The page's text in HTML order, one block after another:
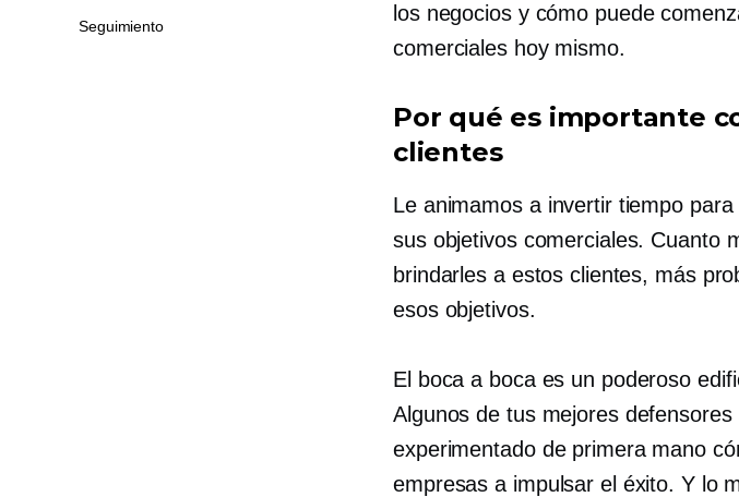
los negocios y cómo puede
comerciales hoy mismo.
Por qué es importante
clientes
Le animamos a invertir tiempo
sus objetivos comerciales. Cuanto
brindarles a estos clientes, más
esos objetivos.
El boca a boca es un poderoso
Algunos de tus mejores
experimentado de primera mano
empresas a impulsar el éxito. Y lo
Seguimiento